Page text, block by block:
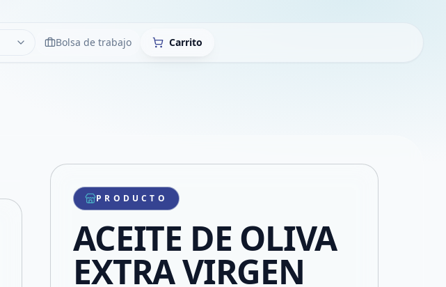
LimpiarBolsa de trabajo Carrito
Compartir producto
Compartir por WhatsApp
Compartir por mail
Compartir en Facebook
Compartir en X
PRODUCTO
ACEITE DE OLIVA
EXTRA VIRGEN